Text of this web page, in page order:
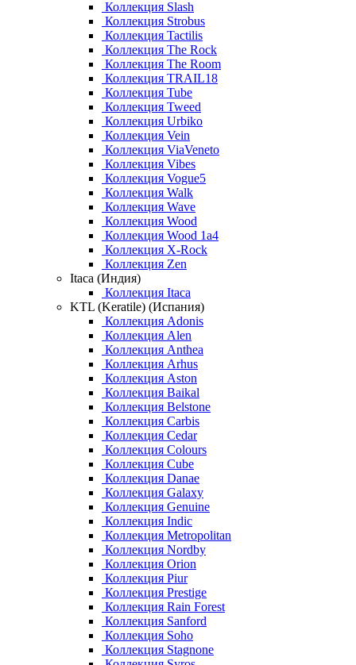
Коллекция Slash
Коллекция Strobus
Коллекция Tactilis
Коллекция The Rock
Коллекция The Room
Коллекция TRAIL18
Коллекция Tube
Коллекция Tweed
Коллекция Urbiko
Коллекция Vein
Коллекция ViaVeneto
Коллекция Vibes
Коллекция Vogue5
Коллекция Walk
Коллекция Wave
Коллекция Wood
Коллекция Wood 1a4
Коллекция X-Rock
Коллекция Zen
Itaca (Индия)
Коллекция Itaca
KTL (Keratile) (Испания)
Коллекция Adonis
Коллекция Alen
Коллекция Anthea
Коллекция Arhus
Коллекция Aston
Коллекция Baikal
Коллекция Belstone
Коллекция Carbis
Коллекция Cedar
Коллекция Colours
Коллекция Cube
Коллекция Danae
Коллекция Galaxy
Коллекция Genuine
Коллекция Indic
Коллекция Metropolitan
Коллекция Nordby
Коллекция Orion
Коллекция Piur
Коллекция Prestige
Коллекция Rain Forest
Коллекция Sanford
Коллекция Soho
Коллекция Stagnone